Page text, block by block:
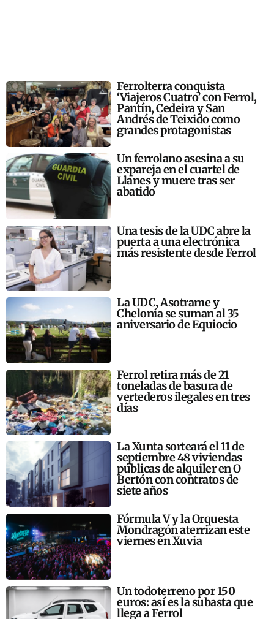
Ferrolterra conquista
‘Viajeros Cuatro’ con Ferrol,
Pantín, Cedeira y San
Andrés de Teixido como
grandes protagonistas
Un ferrolano asesina a su
expareja en el cuartel de
Llanes y muere tras ser
abatido
Una tesis de la UDC abre la
puerta a una electrónica
más resistente desde Ferrol
La UDC, Asotrame y
Chelonia se suman al 35
aniversario de Equiocio
Ferrol retira más de 21
toneladas de basura de
vertederos ilegales en tres
días
La Xunta sorteará el 11 de
septiembre 48 viviendas
públicas de alquiler en O
Bertón con contratos de
siete años
Fórmula V y la Orquesta
Mondragón aterrizan este
viernes en Xuvia
Un todoterreno por 150
euros: así es la subasta que
llega a Ferrol